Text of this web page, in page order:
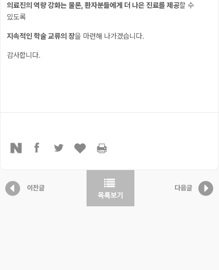
의료진의 역량 강화는 물론, 환자분들에게 더 나은 진료를 제공할 수
있도록
지속적인 학술 교류의 장을 마련해 나가겠습니다.
감사합니다.
이전글 다음글